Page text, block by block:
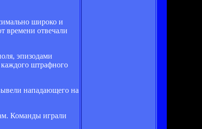
широко и
времени отвечали
эпизодами
штрафного
нападающего на
Команды играли